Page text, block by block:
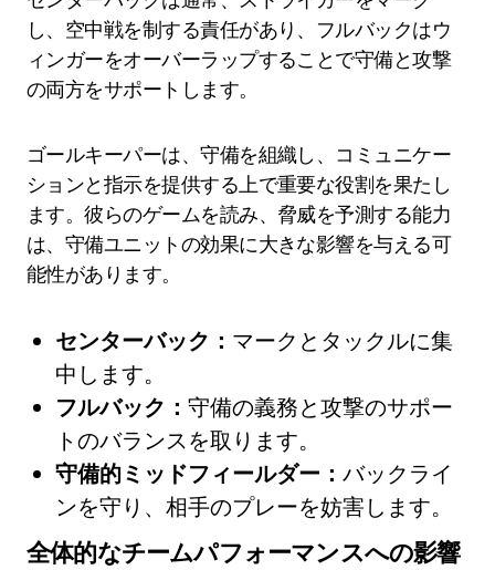
し、空中戦を制する責任があり、フルバックはウ
ィンガーをオーバーラップすることで守備と攻撃
の両方をサポートします。
ゴールキーパーは、守備を組織し、コミュニケー
ションと指示を提供する上で重要な役割を果たし
ます。彼らのゲームを読み、脅威を予測する能力
は、守備ユニットの効果に大きな影響を与える可
能性があります。
センターバック： マークとタックルに集
中します。
フルバック： 守備の義務と攻撃のサポー
トのバランスを取ります。
守備的ミッドフィールダー： バックライ
ンを守り、相手のプレーを妨害します。
全体的なチームパフォーマンスへの影響